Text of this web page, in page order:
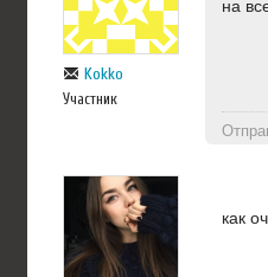
Kokko
Участник
на
как